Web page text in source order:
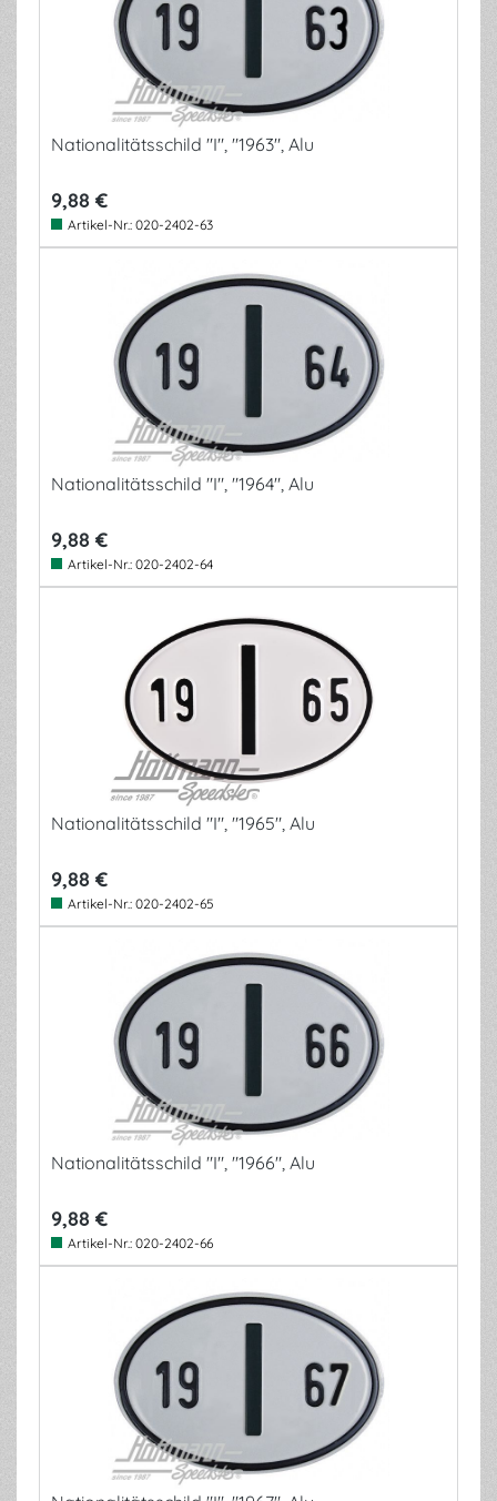
Nationalitätsschild "I", "1963", Alu
9,88 €
Artikel-Nr.: 020-2402-63
Nationalitätsschild "I", "1964", Alu
9,88 €
Artikel-Nr.: 020-2402-64
Nationalitätsschild "I", "1965", Alu
9,88 €
Artikel-Nr.: 020-2402-65
Nationalitätsschild "I", "1966", Alu
9,88 €
Artikel-Nr.: 020-2402-66